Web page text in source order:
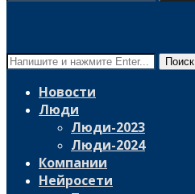
Поиск
Новости
Люди
Люди-2023
Люди-2024
Компании
Нейросети